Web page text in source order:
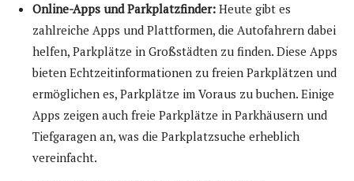
Online-Apps und Parkplatzfinder: Heute gibt es
zahlreiche Apps und Plattformen, die Autofahrern dabei
helfen, Parkplätze in Großstädten zu finden. Diese Apps
bieten Echtzeitinformationen zu freien Parkplätzen und
ermöglichen es, Parkplätze im Voraus zu buchen. Einige
Apps zeigen auch freie Parkplätze in Parkhäusern und
Tiefgaragen an, was die Parkplatzsuche erheblich
vereinfacht.